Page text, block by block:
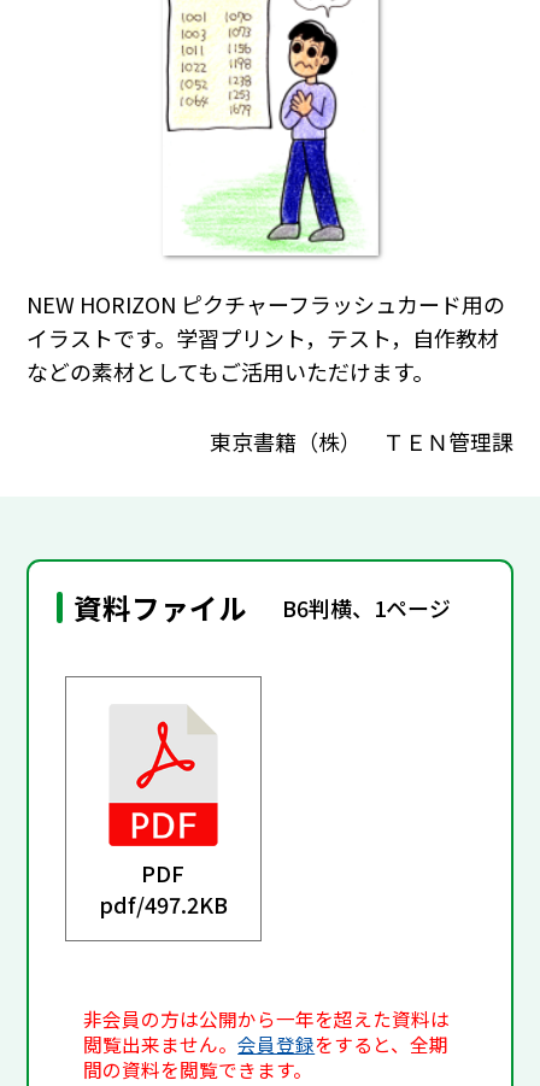
NEW HORIZON ピクチャーフラッシュカード用の
イラストです。学習プリント，テスト，自作教材
などの素材としてもご活用いただけます。
東京書籍（株） ＴＥＮ管理課
資料ファイル B6判横、1ページ
PDF
pdf/497.2KB
非会員の方は公開から一年を超えた資料は
閲覧出来ません。会員登録をすると、全期
間の資料を閲覧できます。